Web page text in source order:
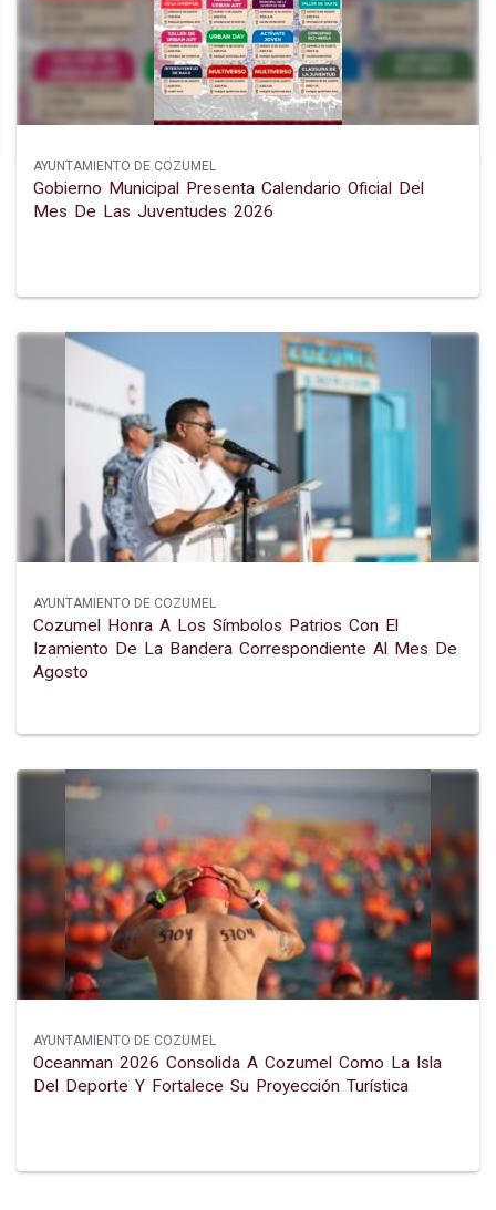
AYUNTAMIENTO DE COZUMEL
Gobierno Municipal Presenta Calendario Oficial Del
Mes De Las Juventudes 2026
AYUNTAMIENTO DE COZUMEL
Cozumel Honra A Los Símbolos Patrios Con El
Izamiento De La Bandera Correspondiente Al Mes De
Agosto
AYUNTAMIENTO DE COZUMEL
Oceanman 2026 Consolida A Cozumel Como La Isla
Del Deporte Y Fortalece Su Proyección Turística